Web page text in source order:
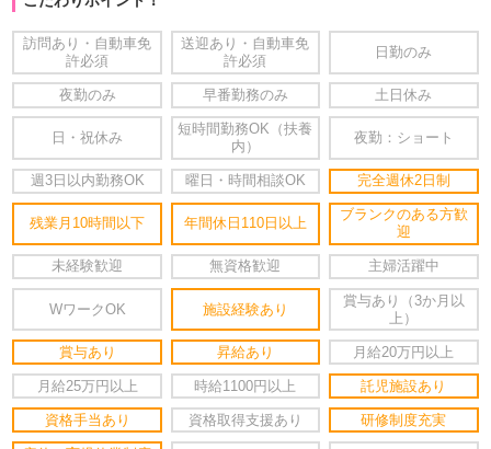
訪問あり・自動車免
許必須
送迎あり・自動車免
許必須
日勤のみ
夜勤のみ 早番勤務のみ 土日休み
日・祝休み
短時間勤務OK（扶養
内）
夜勤：ショート
週3日以内勤務OK 曜日・時間相談OK 完全週休2日制
残業月10時間以下 年間休日110日以上
ブランクのある方歓
迎
未経験歓迎 無資格歓迎 主婦活躍中
WワークOK 施設経験あり
賞与あり（3か月以
上）
賞与あり 昇給あり 月給20万円以上
月給25万円以上 時給1100円以上 託児施設あり
資格手当あり 資格取得支援あり 研修制度充実